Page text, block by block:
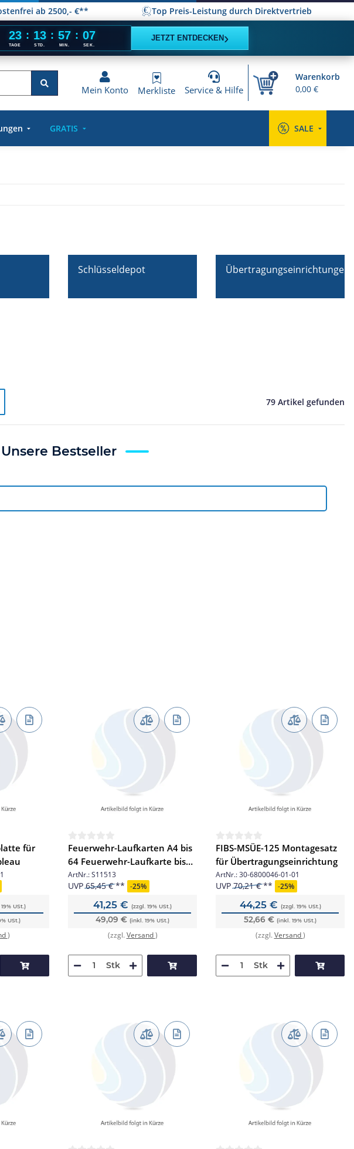
ab 2500,- €** Top Preis-Leistung durch Direktvertrieb
23
TAGE
: 13
STD.
: 57
MIN.
: 06
SEK.
JETZT ENTDECKEN›
Mein Konto Merkliste Service & Hilfe
Warenkorb
0,00 €
GRATIS SALE
Schlüsseldepot Übertragungseinrichtungen
79 Artikel gefunden
Unsere Bestseller
für
USt.)
USt.)
)
Feuerwehr-Laufkarten A4 bis
64 Feuerwehr-Laufkarte bis
64 Stk.
ArtNr.:S11513
UVP65,45 € -25%
41,25 € (zzgl. 19% USt.)
49,09 € (inkl. 19% USt.)
(zzgl.Versand)
Stk
FIBS-MSÜE-125 Montagesatz
für Übertragungseinrichtung
ArtNr.:30-6800046-01-01
UVP70,21 € -25%
44,25 € (zzgl. 19% USt.)
52,66 € (inkl. 19% USt.)
(zzgl.Versand)
Stk